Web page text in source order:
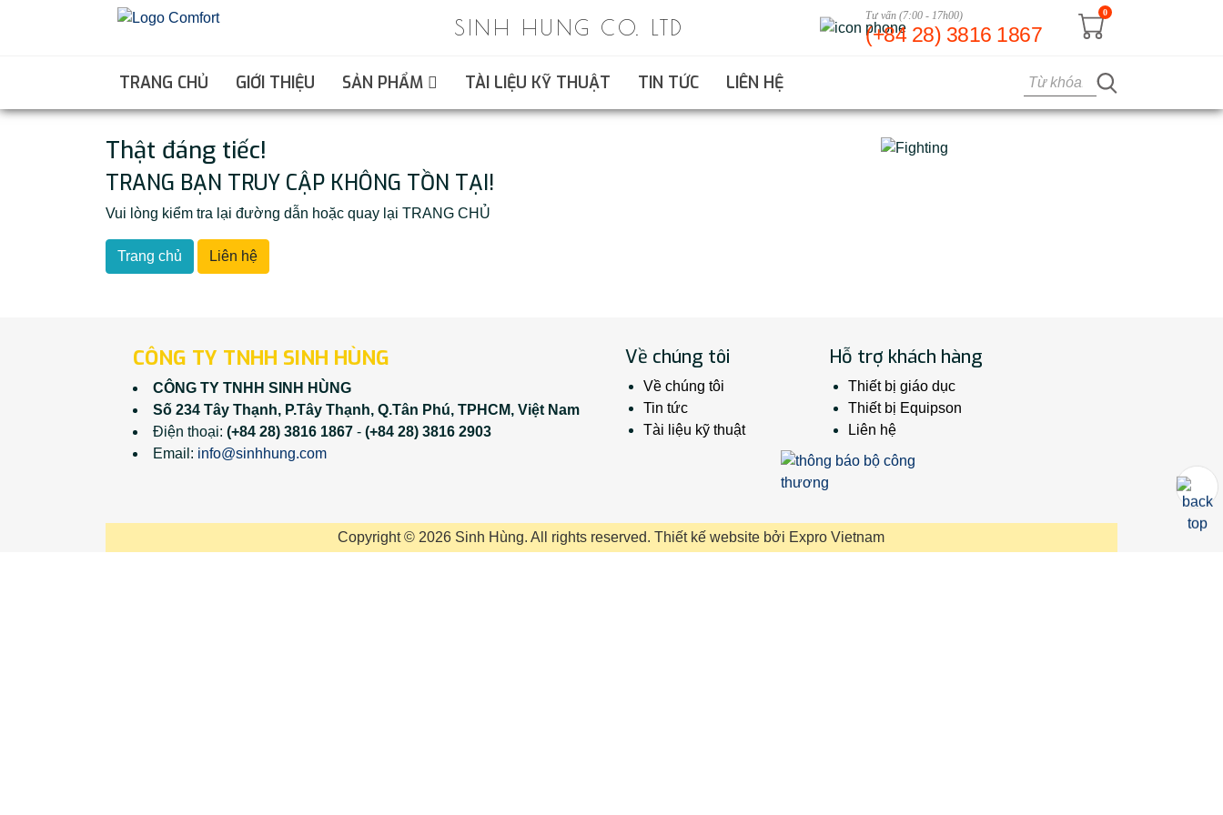
SINH HUNG CO. LTD Tư vấn (7:00 - 17h00)
(+84 28) 3816 1867
0
TRANG CHỦ GIỚI THIỆU SẢN PHẨM TÀI LIỆU KỸ THUẬT TIN TỨC LIÊN HỆ
Thật đáng tiếc!
TRANG BẠN TRUY CẬP KHÔNG TỒN TẠI!
Vui lòng kiểm tra lại đường dẫn hoặc quay lại TRANG CHỦ
Trang chủ Liên hệ
CÔNG TY TNHH SINH HÙNG
CÔNG TY TNHH SINH HÙNG
Số 234 Tây Thạnh, P.Tây Thạnh, Q.Tân Phú, TPHCM, Việt Nam
Điện thoại: (+84 28) 3816 1867- (+84 28) 3816 2903
Email: info@sinhhung.com
Về chúng tôi
Về chúng tôi
Tin tức
Tài liệu kỹ thuật
Hỗ trợ khách hàng
Thiết bị giáo dục
Thiết bị Equipson
Liên hệ
Copyright © 2026 Sinh Hùng. All rights reserved.Thiết kế website bởi Expro Vietnam